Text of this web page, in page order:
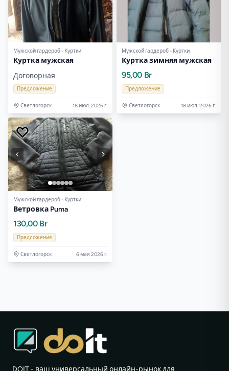
Мужской гардероб - Куртки
Куртка мужская
Договорная
Предложение
Светлогорск 18 июл. 2026 г.
Мужской гардероб - Куртки
Куртка зимняя мужская
95,00 Br
Предложение
Светлогорск 18 июл. 2026 г.
Мужской гардероб - Куртки
Ветровка Puma
130,00 Br
Предложение
Светлогорск 6 мая 2026 г.
DOIT - ваш универсальный онлайн-рынок для